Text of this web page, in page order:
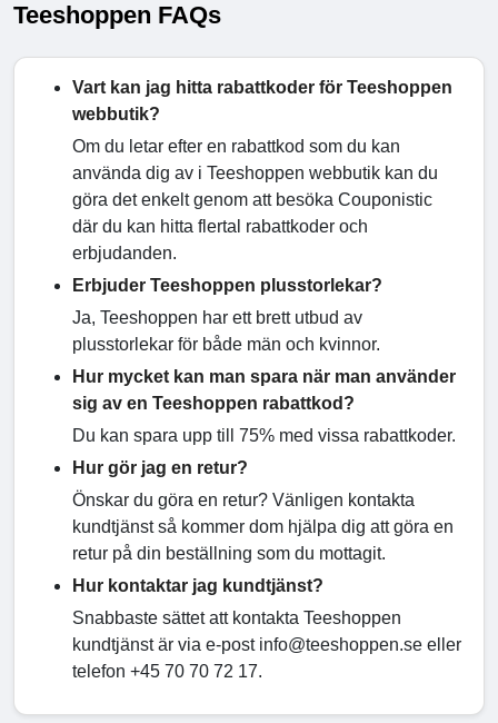
Teeshoppen FAQs
Vart kan jag hitta rabattkoder för Teeshoppen
webbutik?
Om du letar efter en rabattkod som du kan
använda dig av i Teeshoppen webbutik kan du
göra det enkelt genom att besöka Couponistic
där du kan hitta flertal rabattkoder och
erbjudanden.
Erbjuder Teeshoppen plusstorlekar?
Ja, Teeshoppen har ett brett utbud av
plusstorlekar för både män och kvinnor.
Hur mycket kan man spara när man använder
sig av en Teeshoppen rabattkod?
Du kan spara upp till 75% med vissa rabattkoder.
Hur gör jag en retur?
Önskar du göra en retur? Vänligen kontakta
kundtjänst så kommer dom hjälpa dig att göra en
retur på din beställning som du mottagit.
Hur kontaktar jag kundtjänst?
Snabbaste sättet att kontakta Teeshoppen
kundtjänst är via e-post info@teeshoppen.se eller
telefon +45 70 70 72 17.